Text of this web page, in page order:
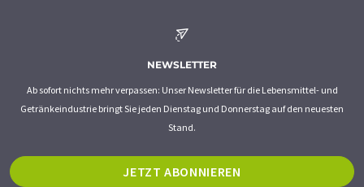
NEWSLETTER
Ab sofort nichts mehr verpassen: Unser Newsletter für die Lebensmittel- und
Getränkeindustrie bringt Sie jeden Dienstag und Donnerstag auf den neuesten
Stand.
JETZT ABONNIEREN